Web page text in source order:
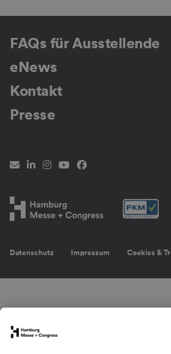
FAQs für Ausstellende
eNews
Kontakt
Presse
Newsletter
LinkedIn
Instagram
YouTubeFacebook
Datenschutz Impressum Cookies &